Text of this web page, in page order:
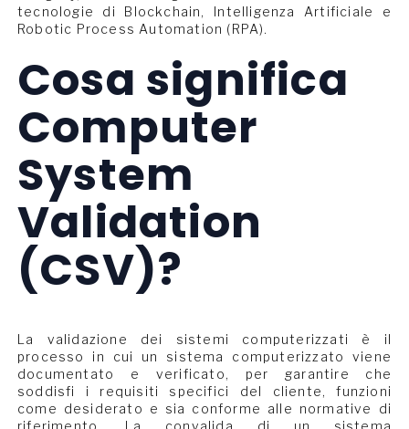
tecnologie di Blockchain, Intelligenza Artificiale e
Robotic Process Automation (RPA).
Cosa significa
Computer
System
Validation
(CSV)?
La validazione dei sistemi computerizzati è il
processo in cui un sistema computerizzato viene
documentato e verificato, per garantire che
soddisfi i requisiti specifici del cliente, funzioni
come desiderato e sia conforme alle normative di
riferimento. La convalida di un sistema